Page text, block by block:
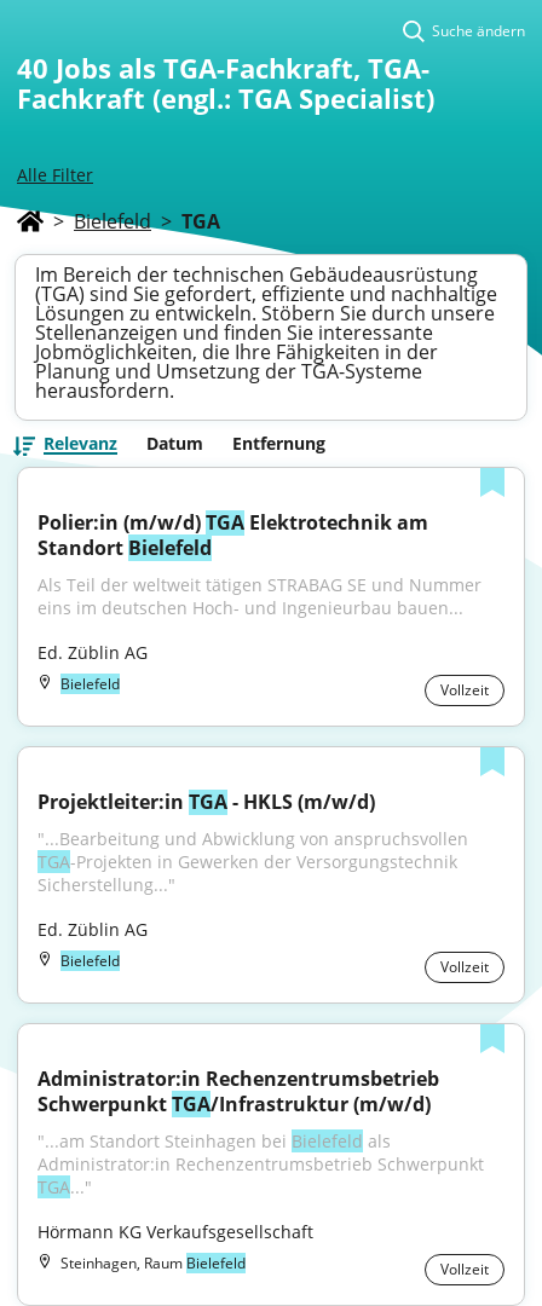
Alle Filter
Suche ändern
40 Jobs als TGA-Fachkraft, TGA-
Fachkraft (engl.: TGA Specialist)
> Bielefeld > TGA
Im Bereich der technischen Gebäudeausrüstung
(TGA) sind Sie gefordert, effiziente und nachhaltige
Lösungen zu entwickeln. Stöbern Sie durch unsere
Stellenanzeigen und finden Sie interessante
Jobmöglichkeiten, die Ihre Fähigkeiten in der
Planung und Umsetzung der TGA-Systeme
herausfordern.
Relevanz Datum Entfernung
Polier:in (m/w/d) TGA Elektrotechnik am
Standort Bielefeld
Als Teil der weltweit tätigen STRABAG SE und Nummer
eins im deutschen Hoch- und Ingenieurbau bauen...
Ed. Züblin AG
Bielefeld Vollzeit
Projektleiter:in TGA - HKLS (m/w/d)
TGA-Projekten in Gewerken der Versorgungstechnik
Sicherstellung..."
Ed. Züblin AG
Bielefeld Vollzeit
Administrator:in Rechenzentrumsbetrieb
Schwerpunkt TGA/Infrastruktur (m/w/d)
"...am Standort Steinhagen bei Bielefeld als
TGA..."
Hörmann KG Verkaufsgesellschaft
Steinhagen, Raum Bielefeld Vollzeit